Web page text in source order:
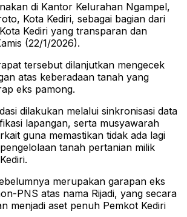
di Kantor Kelurahan Ngampel,
Kota Kediri, sebagai bagian dari
Kediri yang transparan dan
(22/1/2026).
tersebut dilanjutkan mengecek
atas keberadaan tanah yang
eks pamong.
dilakukan melalui sinkronisasi data
lapangan, serta musyawarah
guna memastikan tidak ada lagi
tanah pertanian milik
merupakan garapan eks
PNS atas nama Rijadi, yang secara
menjadi aset penuh Pemkot Kediri